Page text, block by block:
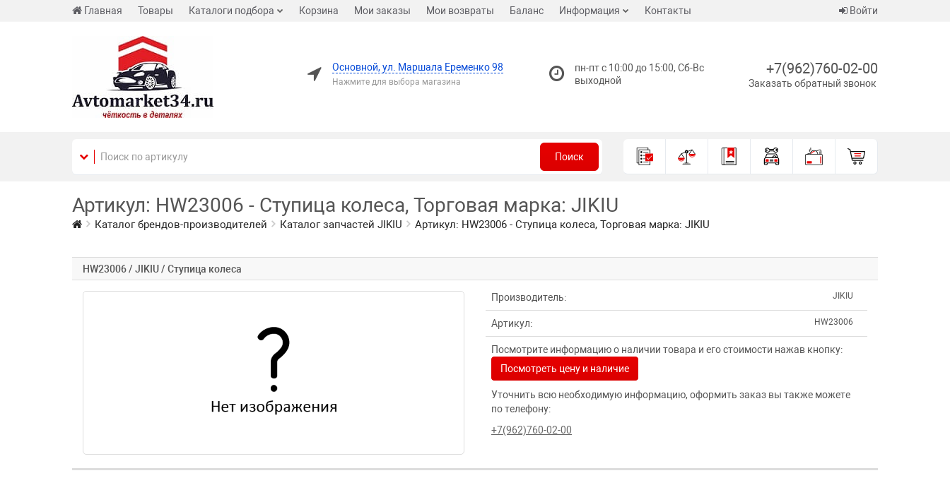
Главная Товары Каталоги подбора Корзина Мои заказы Мои возвраты Баланс Информация Контакты Войти
Основной, ул. Маршала Еременко 98
Нажмите для выбора магазина
пн-пт с 10:00 до 15:00, Сб-Вс
выходной
+7(962)760-02-00
Заказать обратный звонок
Поиск
Артикул: HW23006 - Ступица колеса, Торговая марка: JIKIU
Каталог брендов-производителей Каталог запчастей JIKIU Артикул: HW23006 - Ступица колеса, Торговая марка: JIKIU
HW23006 / JIKIU / Ступица колеса
Производитель: JIKIU
Артикул: HW23006
Посмотрите информацию о наличии товара и его стоимости нажав кнопку:
Посмотреть цену и наличие
Уточнить всю необходимую информацию, оформить заказ вы также можете
по телефону:
+7(962)760-02-00